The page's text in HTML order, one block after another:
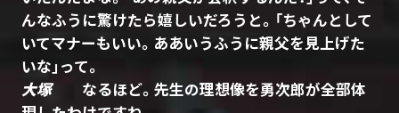
んなふうに驚けたら嬉しいだろうと。「ちゃんとして
いてマナーもいい。ああいうふうに親父を見上げた
いな」って。
大塚なるほど。先生の理想像を勇次郎が全部体